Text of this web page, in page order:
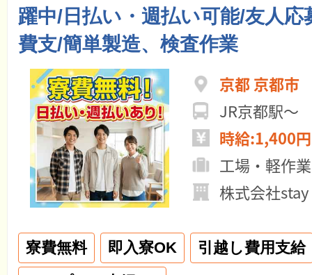
躍中/日払い・週払い可能/友人応
費支/簡単製造、検査作業
京都 京都市
JR京都駅～
時給:1,400
工場・軽作業
株式会社
寮費無料 即入寮OK
引越し費用支給